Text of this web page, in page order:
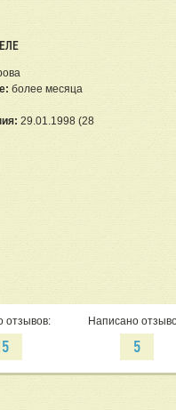
более месяца
29.01.1998 (28
отзывов: Написано
5